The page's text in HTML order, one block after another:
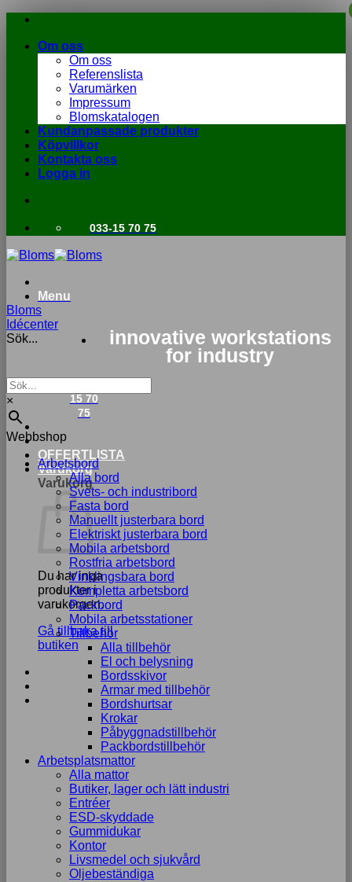
Skip
contentOm oss
Om oss
Referenslista
Varumärken
Impressum
Blomskatalogen
Kundanpassade produkter
Köpvillkor
Kontakta oss
Logga in
033-15 70 75
Menu
innovative workstations
for industry
15 70
75
OFFERTLISTA
Varukorg
Varukorg
Du har inga
produkter i
varukorgen.
Gå tillbaka till
butiken
Bloms
Idécenter
Sök...
×
Webbshop
Arbetsbord
Alla bord
Svets- och industribord
Fasta bord
Manuellt justerbara bord
Elektriskt justerbara bord
Mobila arbetsbord
Rostfria arbetsbord
Vinklingsbara bord
Kompletta arbetsbord
Packbord
Mobila arbetsstationer
Tillbehör
Alla tillbehör
El och belysning
Bordsskivor
Armar med tillbehör
Bordshurtsar
Krokar
Påbyggnadstillbehör
Packbordstillbehör
Arbetsplatsmattor
Alla mattor
Butiker, lager och lätt industri
Entréer
ESD-skyddade
Gummidukar
Kontor
Livsmedel och sjukvård
Oljebeständiga